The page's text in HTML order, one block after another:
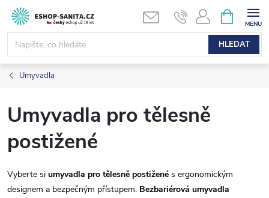
Přejít
obsah
HLEDAT
NÁKUPNÍ
KOŠÍK
Umyvadla
Umyvadla pro tělesně
postižené
Vyberte si umyvadla pro tělesně postižené s ergonomickým
designem a bezpečným přístupem. Bezbariérová umyvadla